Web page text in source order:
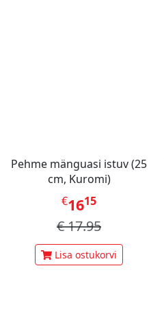
Pehme mänguasi istuv (25
cm, Kuromi)
€1615
€17.95
Lisa ostukorvi